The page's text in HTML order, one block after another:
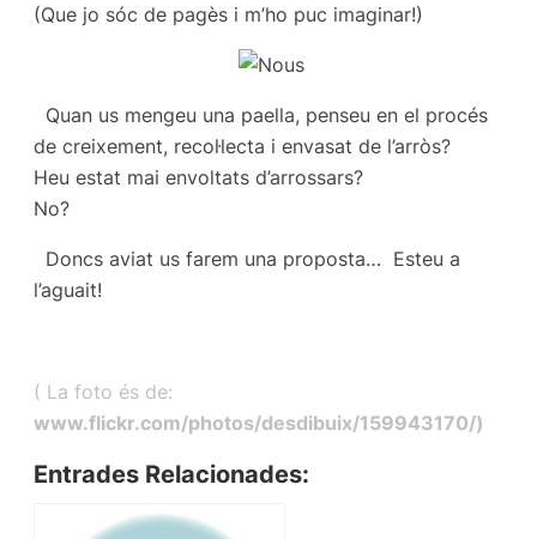
(Que jo sóc de pagès i m’ho puc imaginar!)
Quan us mengeu una paella, penseu en el procés
de creixement, recol·lecta i envasat de l’arròs?
Heu estat mai envoltats d’arrossars?
No?
Doncs aviat us farem una proposta… Esteu a
l’aguait!
( La foto és de:
www.flickr.com/photos/desdibuix/159943170/)
Entrades Relacionades: